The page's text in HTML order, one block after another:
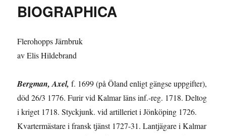
1725
BIOGRAPHICA
Flerohopps Järnbruk
av Elis Hildebrand
Bergman, Axel, f. 1699 (på Öland enligt gängse uppgifter),
död 26/3 1776. Furir vid Kalmar läns inf.-reg. 1718. Deltog
i kriget 1718. Styckjunk. vid artilleriet i Jönköping 1726.
Kvartermästare i fransk tjänst 1727-31. Lant­jägare i Kalmar